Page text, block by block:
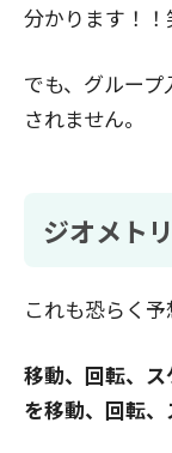
分かります！
でも、グルー
されません。
ジオメト
これも恐らく予
移動、回転、
を移動、回転、